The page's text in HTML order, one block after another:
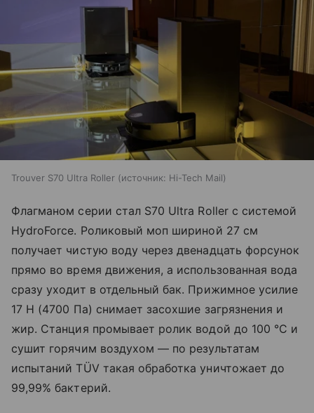
Trouver S70 Ultra Roller источник: Hi-Tech Mail
Флагманом серии стал S70 Ultra Roller с системой
HydroForce. Роликовый моп шириной 27 см
получает чистую воду через двенадцать форсунок
прямо во время движения, а использованная вода
сразу уходит в отдельный бак. Прижимное усилие
17 Н (4700 Па) снимает засохшие загрязнения и
жир. Станция промывает ролик водой до 100 °C и
сушит горячим воздухом — по результатам
испытаний TÜV такая обработка уничтожает до
99,99% бактерий.